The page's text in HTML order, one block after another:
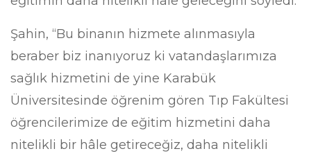
Şahin, “Bu binanın hizmete alınmasıyla
beraber biz inanıyoruz ki vatandaşlarımıza
sağlık hizmetini de yine Karabük
Üniversitesinde öğrenim gören Tıp Fakültesi
öğrencilerimize de eğitim hizmetini daha
nitelikli bir hâle getireceğiz, daha nitelikli